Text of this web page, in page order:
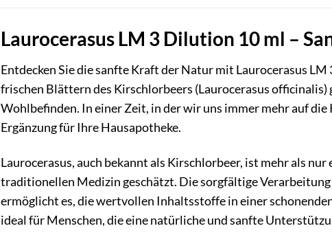
Laurocerasus LM 3 Dilution 10 ml –
Entdecken Sie die sanfte Kraft der Natur mit Laurocerasus
frischen Blättern des Kirschlorbeers (Laurocerasus
Wohlbefinden. In einer Zeit, in der wir uns immer mehr auf
Ergänzung für Ihre Hausapotheke.
Laurocerasus, auch bekannt als Kirschlorbeer, ist mehr als
traditionellen Medizin geschätzt. Die sorgfältige
ermöglicht es, die wertvollen Inhaltsstoffe in einer
ideal für Menschen, die eine natürliche und sanfte